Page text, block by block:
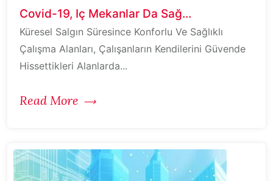
Covid-19, Iç Mekanlar Da Sağ...
Küresel Salgın Süresince Konforlu Ve Sağlıklı
Çalışma Alanları, Çalışanların Kendilerini Güvende
Hissettikleri Alanlarda...
Read More